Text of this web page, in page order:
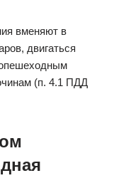
вменяют в
двигаться
(п. 4.1 ПДД